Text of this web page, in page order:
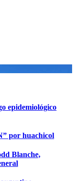
epidemiológico
por huachicol
Blanche,